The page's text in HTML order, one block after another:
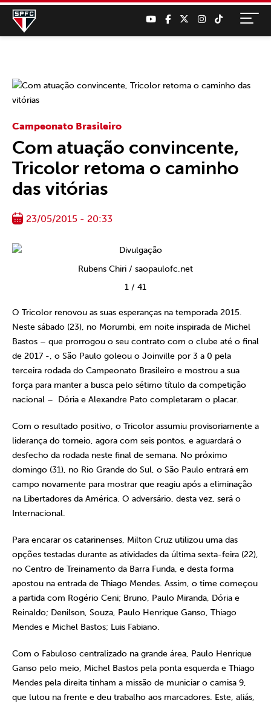
Campeonato Brasileiro
Com atuação convincente,
Tricolor retoma o caminho
das vitórias
23/05/2015 - 20:33
Rubens Chiri / saopaulofc.net
1 / 41
O Tricolor renovou as suas esperanças na temporada 2015.
Neste sábado (23), no Morumbi, em noite inspirada de Michel
Bastos – que prorrogou o seu contrato com o clube até o final
de 2017 -, o São Paulo goleou o Joinville por 3 a 0 pela
terceira rodada do Campeonato Brasileiro e mostrou a sua
força para manter a busca pelo sétimo título da competição
nacional – Dória e Alexandre Pato completaram o placar.
Com o resultado positivo, o Tricolor assumiu provisoriamente a
liderança do torneio, agora com seis pontos, e aguardará o
desfecho da rodada neste final de semana. No próximo
domingo (31), no Rio Grande do Sul, o São Paulo entrará em
campo novamente para mostrar que reagiu após a eliminação
na Libertadores da América. O adversário, desta vez, será o
Internacional.
Para encarar os catarinenses, Milton Cruz utilizou uma das
opções testadas durante as atividades da última sexta-feira (22),
no Centro de Treinamento da Barra Funda, e desta forma
apostou na entrada de Thiago Mendes. Assim, o time começou
a partida com Rogério Ceni; Bruno, Paulo Miranda, Dória e
Reinaldo; Denilson, Souza, Paulo Henrique Ganso, Thiago
Mendes e Michel Bastos; Luis Fabiano.
Com o Fabuloso centralizado na grande área, Paulo Henrique
Ganso pelo meio, Michel Bastos pela ponta esquerda e Thiago
Mendes pela direita tinham a missão de municiar o camisa 9,
que lutou na frente e deu trabalho aos marcadores. Este, aliás,